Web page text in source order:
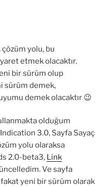
yolu, bu
etmek olacaktır.
bir sürüm olup
sürüm demek,
demek olacaktır 😉
olduğum
3.0, Sayfa Sayaç
yolu olaraksa
2.0-beta3, Link
Ve sayfa
yeni bir sürüm olarak